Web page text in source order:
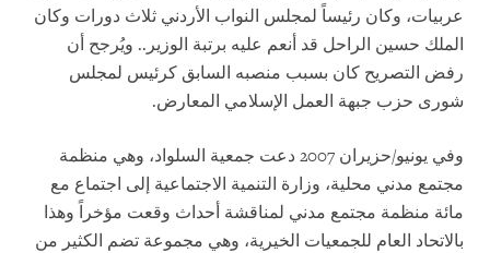
عربيات، وكان رئيساً لمجلس النواب الأردني ثلاث دورات وكان
الملك حسين الراحل قد أنعم عليه برتبة الوزير.. ويُرجح أن
رفض التصريح كان بسبب منصبه السابق كرئيس لمجلس
شورى حزب جبهة العمل الإسلامي المعارض.
وفي يونيو/حزيران 2007 دعت جمعية السلواد، وهي منظمة
مجتمع مدني محلية، وزارة التنمية الاجتماعية إلى اجتماع مع
مائة منظمة مجتمع مدني لمناقشة أحداث وقعت مؤخراً وهذا
بالاتحاد العام للجمعيات الخيرية، وهي مجموعة تضم الكثير من